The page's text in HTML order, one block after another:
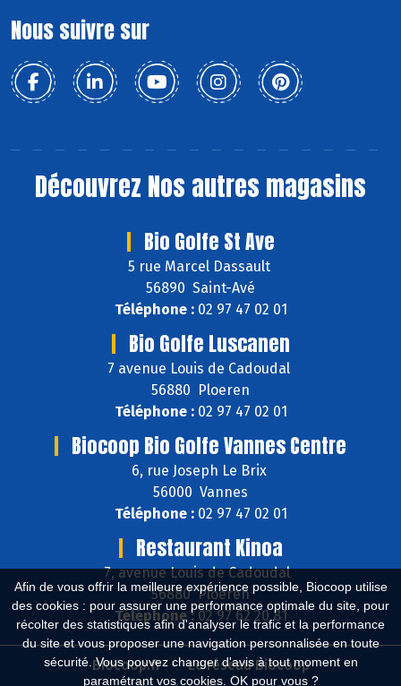
Afin de vous offrir la meilleure expérience possible, Biocoop utilise
des cookies : pour assurer une performance optimale du site, pour
récolter des statistiques afin d'analyser le trafic et la performance
du site et vous proposer une navigation personnalisée en toute
sécurité. Vous pouvez changer d'avis à tout moment en
paramétrant vos cookies. OK pour vous ?
Nous suivre sur
Découvrez Nos autres magasins
Bio Golfe St Ave
5 rue Marcel Dassault
56890 Saint-Avé
Téléphone :02 97 47 02 01
Bio Golfe Luscanen
7 avenue Louis de Cadoudal
56880 Ploeren
Téléphone :02 97 47 02 01
Biocoop Bio Golfe Vannes Centre
6, rue Joseph Le Brix
56000 Vannes
Téléphone :02 97 47 02 01
Restaurant Kinoa
7, avenue Louis de Cadoudal
56880 Ploeren
Téléphone :02 97 62 20 81
Biocoop.fr
Le réseau Biocoop